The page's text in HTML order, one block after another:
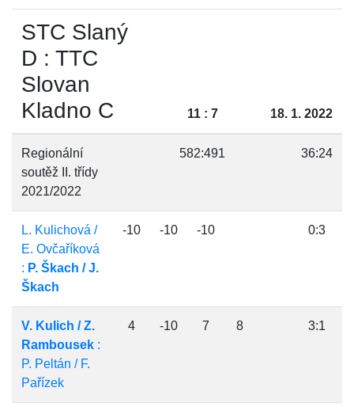
STC Slaný
D : TTC
Slovan
Kladno C
11 : 7 18. 1. 2022
Regionální
soutěž II. třídy
2021/2022
582:491 36:24
L. Kulichová /
E. Ovčaříková
: P. Škach / J.
Škach
-10 -10 -10 0:3
V. Kulich / Z.
Rambousek :
P. Peltán / F.
Pařízek
4 -10 7 8 3:1